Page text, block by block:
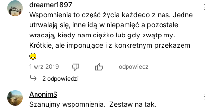
dreamer1897
Wspomnienia to część życia każdego z nas. Jedne
utrwalają się, inne idą w niepamięć a pozostałe
wracają, kiedy nam ciężko lub gdy zwątpimy.
Krótkie, ale imponujące i z konkretnym przekazem
1 wrz 2019
odpowiedz
2 odpowiedzi
AnonimS
Szanujmy wspomnienia. Zestaw na tak.